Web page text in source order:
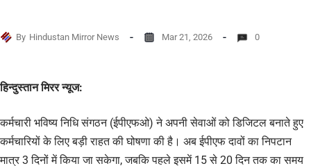
By Hindustan Mirror News Mar 21, 2026 0
हिन्दुस्तान मिरर न्यूज:
कर्मचारी भविष्य निधि संगठन (ईपीएफओ) ने अपनी सेवाओं को डिजिटल बनाते हुए
कर्मचारियों के लिए बड़ी राहत की घोषणा की है। अब ईपीएफ दावों का निपटान
मात्र 3 दिनों में किया जा सकेगा, जबकि पहले इसमें 15 से 20 दिन तक का समय